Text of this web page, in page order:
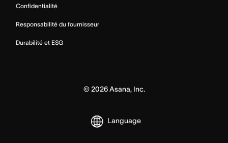
Confidentialité
Responsabilité du fournisseur
Durabilité et ESG
© 2026Asana, Inc.
Language